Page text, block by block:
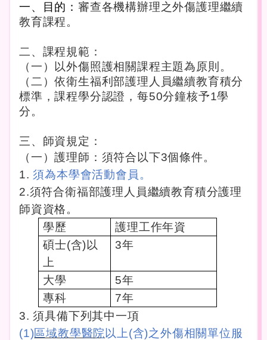
一、目的： 審查各機構辦理之外傷護理繼續
教育課程。
二、課程規範：
（一）以外傷照護相關課程主題為原則。
（二）依衛生福利部護理人員繼續教育積分
標準，課程學分認證，每50分鐘核予1學
分。
三、師資規定：
（一）護理師：須符合以下3個條件。
1. 須為本學會活動會員。
2.須符合衛福部護理人員繼續教育積分護理
師資資格。
學歷
護理工作年資
碩士(含)以
上
3年
大學 5年
專科
7年
3. 須具備下列其中一項
(1) 區域教學醫院以上(含)之外傷相關單位服